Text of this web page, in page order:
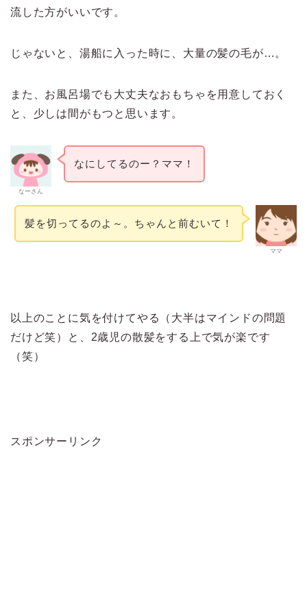
流した方がいいです。
じゃないと、湯船に入った時に、大量の髪の毛が…。
また、お風呂場でも大丈夫なおもちゃを用意しておく
と、少しは間がもつと思います。
なーさん
なにしてるのー？ママ！
ママ
髪を切ってるのよ～。ちゃんと前むいて！
以上のことに気を付けてやる（大半はマインドの問題
だけど笑）と、2歳児の散髪をする上で気が楽です
（笑）
スポンサーリンク